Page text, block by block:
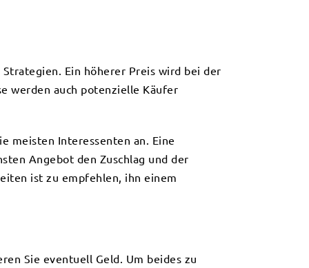
Ein höherer Preis wird bei der
werden auch potenzielle Käufer
meisten Interessenten an. Eine
Angebot den Zuschlag und der
ist zu empfehlen, ihn einem
Sie eventuell Geld. Um beides zu